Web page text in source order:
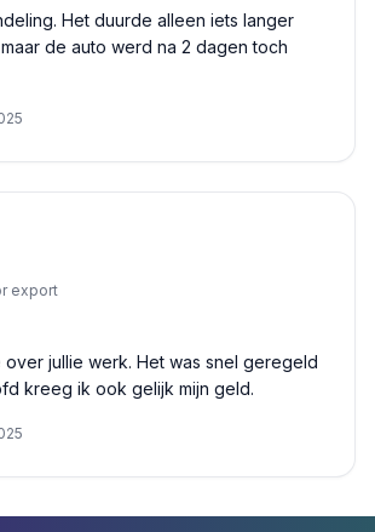
Het duurde alleen iets langer
de auto werd na 2 dagen toch
export
jullie werk. Het was snel geregeld
kreeg ik ook gelijk mijn geld.